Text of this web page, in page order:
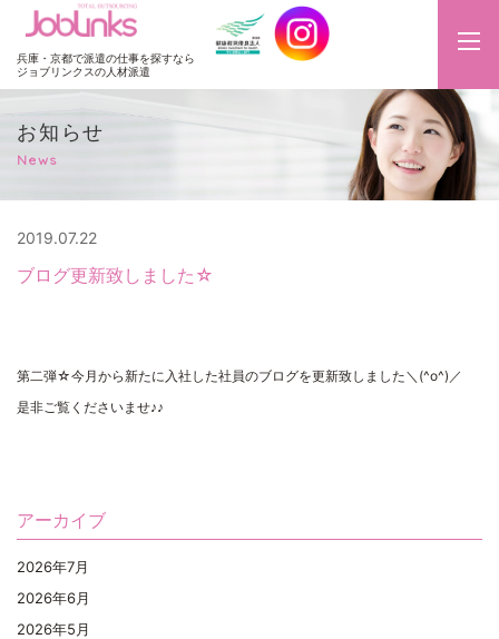
JobLinks
兵庫・京都で派遣の仕事を探すなら
ジョブリンクスの人材派遣
お知らせ
News
2019.07.22
ブログ更新致しました☆
第二弾☆今月から新たに入社した社員のブログを更新致しました＼(^o^)／
是非ご覧くださいませ♪♪
アーカイブ
2026年7月
2026年6月
2026年5月